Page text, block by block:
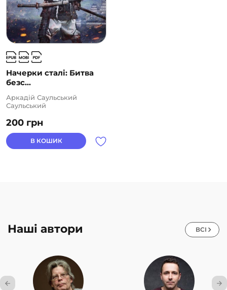
Начерки сталі: Битва
безс...
200 грн
Аркадій Саульський
Саульський
В КОШИК
Наші автори ВСІ